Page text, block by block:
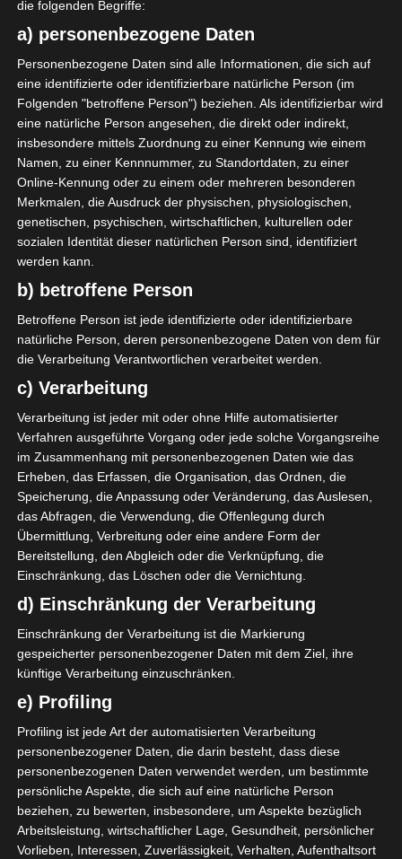
durch Vintage-Schätze. Meinen Alltag und
die kleinen, aber bedeutenden Momente,
die unser Zuhause & unseren Garten
noch gemütlicher machen, teile ich hier
mit euch. Ich lade dich ein, auf meinem
Blog "Röda Hus" zu stöbern. Ich hoffe, du
findest Inspirationen.
KLEINE KÖSTLICHKEITEN AUS DEM GARTEN
die folgenden Begriffe:
a) personenbezogene Daten
Personenbezogene Daten sind alle Informationen, die sich auf
eine identifizierte oder identifizierbare natürliche Person (im
Folgenden "betroffene Person") beziehen. Als identifizierbar wird
eine natürliche Person angesehen, die direkt oder indirekt,
insbesondere mittels Zuordnung zu einer Kennung wie einem
Namen, zu einer Kennnummer, zu Standortdaten, zu einer
Online-Kennung oder zu einem oder mehreren besonderen
Merkmalen, die Ausdruck der physischen, physiologischen,
genetischen, psychischen, wirtschaftlichen, kulturellen oder
sozialen Identität dieser natürlichen Person sind, identifiziert
werden kann.
b) betroffene Person
Betroffene Person ist jede identifizierte oder identifizierbare
natürliche Person, deren personenbezogene Daten von dem für
die Verarbeitung Verantwortlichen verarbeitet werden.
c) Verarbeitung
Verarbeitung ist jeder mit oder ohne Hilfe automatisierter
Verfahren ausgeführte Vorgang oder jede solche Vorgangsreihe
im Zusammenhang mit personenbezogenen Daten wie das
Erheben, das Erfassen, die Organisation, das Ordnen, die
Speicherung, die Anpassung oder Veränderung, das Auslesen,
das Abfragen, die Verwendung, die Offenlegung durch
Übermittlung, Verbreitung oder eine andere Form der
Bereitstellung, den Abgleich oder die Verknüpfung, die
Einschränkung, das Löschen oder die Vernichtung.
d) Einschränkung der Verarbeitung
Einschränkung der Verarbeitung ist die Markierung
gespeicherter personenbezogener Daten mit dem Ziel, ihre
künftige Verarbeitung einzuschränken.
e) Profiling
Profiling ist jede Art der automatisierten Verarbeitung
personenbezogener Daten, die darin besteht, dass diese
personenbezogenen Daten verwendet werden, um bestimmte
persönliche Aspekte, die sich auf eine natürliche Person
beziehen, zu bewerten, insbesondere, um Aspekte bezüglich
Arbeitsleistung, wirtschaftlicher Lage, Gesundheit, persönlicher
Vorlieben, Interessen, Zuverlässigkeit, Verhalten, Aufenthaltsort